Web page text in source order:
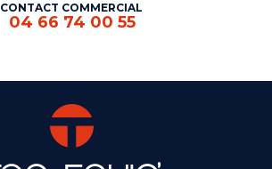
CONTACT COMMERCIAL
04 66 74 00 55